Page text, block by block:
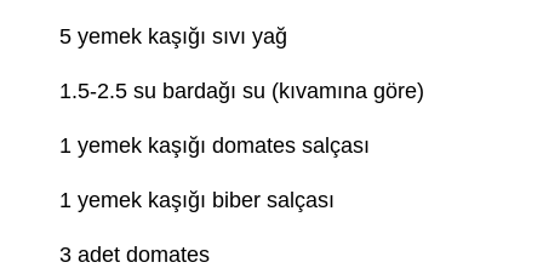
5 yemek kaşığı sıvı yağ
1.5-2.5 su bardağı su (kıvamına göre)
1 yemek kaşığı domates salçası
1 yemek kaşığı biber salçası
3 adet domates